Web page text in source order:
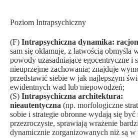
Poziom Intrapsychiczny
(F) Intrapsychiczna dynamika:
sam się okłamuje, z łatwością obmyśla
powody uzasadniające egocentryczne i
nieuprzejme zachowania; znajduje
przedstawić siebie w jak najlepszym
ewidentnych wad lub niepowodzeń;
(S) Intrapsychiczna architektura:
nieautentyczna (np. morfologiczne
sobie i strategie obronne wydają się być
przezroczyste, sprawiają wrażenie
dynamicznie zorganizowanych niż są w